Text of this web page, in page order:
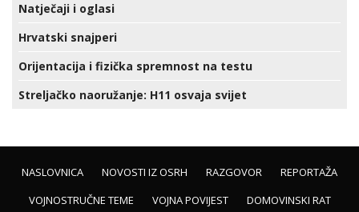
Natječaji i oglasi
Hrvatski snajperi
Orijentacija i fizička spremnost na testu
Streljačko naoružanje: H11 osvaja svijet
NASLOVNICA NOVOSTI IZ OSRH RAZGOVOR
REPORTAŽA
VOJNOSTRUČNE TEME
VOJNA POVIJEST
DOMOVINSKI RAT